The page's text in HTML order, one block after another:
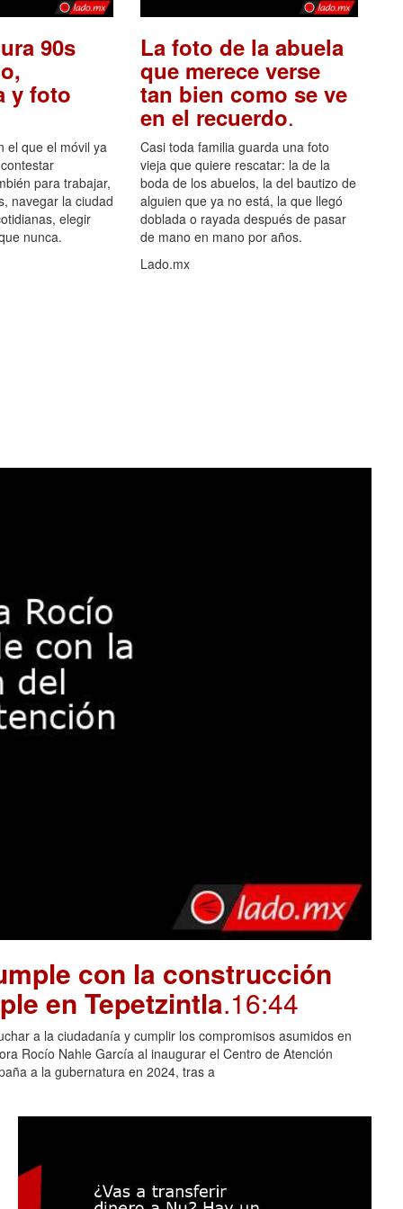
90s
y foto
el que el móvil ya
para trabajar,
navegar la ciudad
elegir
nunca.
La foto de la abuela
que merece verse
tan bien como se ve
en el recuerdo.
Casi toda familia guarda una foto
vieja que quiere rescatar: la de la
boda de los abuelos, la del bautizo de
alguien que ya no está, la que llegó
doblada o rayada después de pasar
de mano en mano por años.
Lado.mx
con la construcción
en Tepetzintla.16:44
a la ciudadanía y cumplir los compromisos asumidos en
Rocío Nahle García al inaugurar el Centro de Atención
a la gubernatura en 2024, tras a